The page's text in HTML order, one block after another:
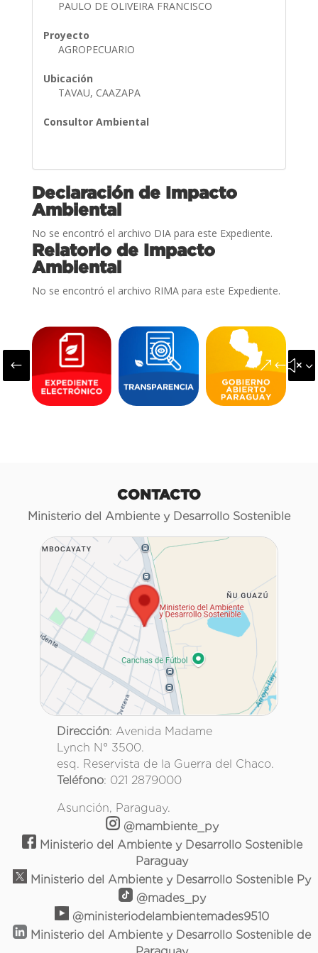
PAULO DE OLIVEIRA FRANCISCO
Proyecto
AGROPECUARIO
Ubicación
TAVAU, CAAZAPA
Consultor Ambiental
Declaración de Impacto
Ambiental
No se encontró el archivo DIA para este Expediente.
Relatorio de Impacto
Ambiental
No se encontró el archivo RIMA para este Expediente.
#
CONTACTO
Ministerio del Ambiente y Desarrollo Sostenible
Dirección: Avenida Madame
Lynch N° 3500.
esq. Reservista de la Guerra del Chaco.
Teléfono: 021 2879000
Asunción, Paraguay.
@mambiente_py
Ministerio del Ambiente y Desarrollo Sostenible
Paraguay
Ministerio del Ambiente y Desarrollo Sostenible Py
@mades_py
@ministeriodelambientemades9510
Ministerio del Ambiente y Desarrollo Sostenible de